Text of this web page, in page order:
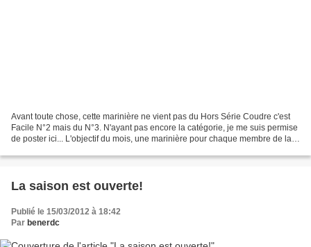
Avant toute chose, cette marinière ne vient pas du Hors Série Coudre c'est
Facile N°2 mais du N°3. N'ayant pas encore la catégorie, je me suis permise
de poster ici... L'objectif du mois, une marinière pour chaque membre de la
La saison est ouverte!
Publié le 15/03/2012 à 18:42
Par benerdc